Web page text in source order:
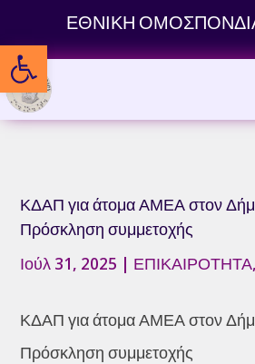
content
Ανοίξτε τη γραμμή εργαλείων
ΕΘΝΙΚΗ
ΚΔΑΠ για άτομα ΑΜΕΑ στον
Πρόσκληση συμμετοχής
Ιούλ 31, 2025 | ΕΠΙΚΑΙΡΟΤΗΤΑ
ΚΔΑΠ για άτομα ΑΜΕΑ στον
Πρόσκληση συμμετοχής